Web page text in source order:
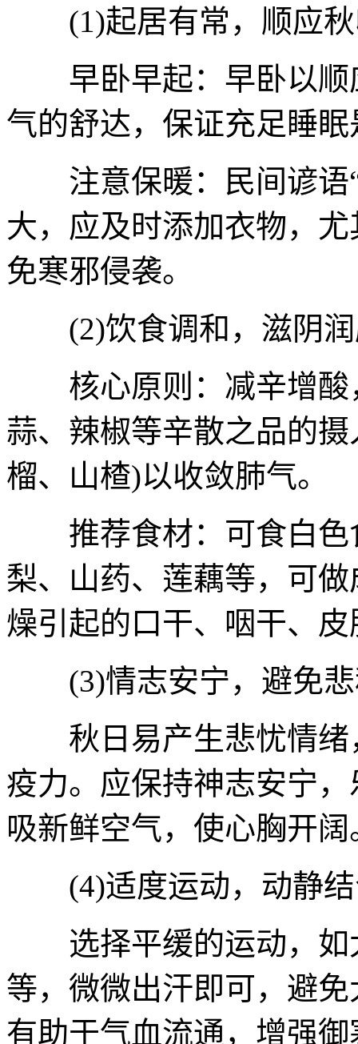
(1)起居有常，顺应秋
早卧早起：早卧以顺
气的舒达，保证充足睡
注意保暖：民间谚语“
大，应及时添加衣物，
免寒邪侵袭。
(2)饮食调和，滋阴润
核心原则：减辛增酸
蒜、辣椒等辛散之品的
榴、山楂)以收敛肺气。
推荐食材：可食白色
梨、山药、莲藕等，可
燥引起的口干、咽干、
(3)情志安宁，避免悲
秋日易产生悲忧情绪
疫力。应保持神志安宁
吸新鲜空气，使心胸开阔
(4)适度运动，动静结
选择平缓的运动，如
等，微微出汗即可，避
有助于气血流通，增强